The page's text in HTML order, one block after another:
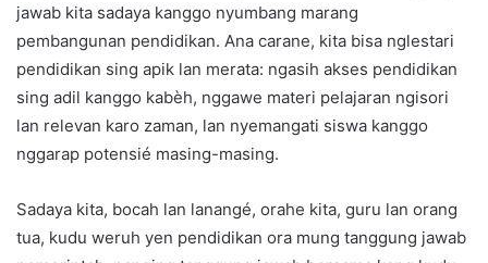
jawab kita sadaya kanggo nyumbang marang
pembangunan pendidikan. Ana carane, kita bisa nglestari
pendidikan sing apik lan merata: ngasih akses pendidikan
sing adil kanggo kabèh, nggawe materi pelajaran ngisori
lan relevan karo zaman, lan nyemangati siswa kanggo
nggarap potensié masing-masing.
Sadaya kita, bocah lan lanangé, orahe kita, guru lan orang
tua, kudu weruh yen pendidikan ora mung tanggung jawab